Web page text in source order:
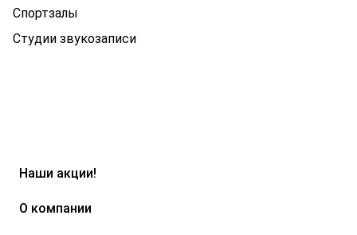
Спортзалы
Студии звукозаписи
Наши акции!
О компании